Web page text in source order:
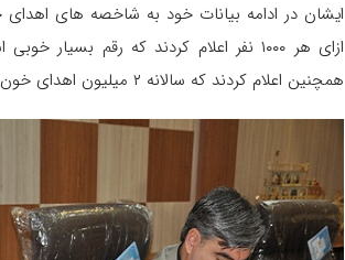
همچنین اعلام کردند که سالانه ۲ میلیون اهدای خون در کشور داریم که تمام آنها بصورت داوطلبانه انجام می گیرد.